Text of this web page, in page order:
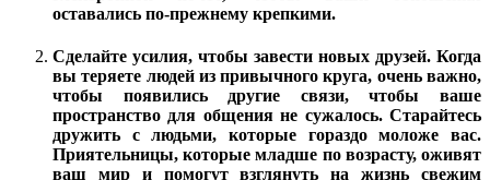
оставались по-прежнему крепкими.
Сделайте усилия, чтобы завести новых друзей. Когда
вы теряете людей из привычного круга, очень важно,
чтобы появились другие связи, чтобы ваше
пространство для общения не сужалось. Старайтесь
дружить с людьми, которые гораздо моложе вас.
Приятельницы, которые младше по возрасту, оживят
ваш мир и помогут взглянуть на жизнь свежим